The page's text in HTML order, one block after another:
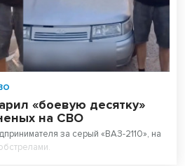
«боевую десятку»
на СВО
за серый «ВАЗ-2110», на